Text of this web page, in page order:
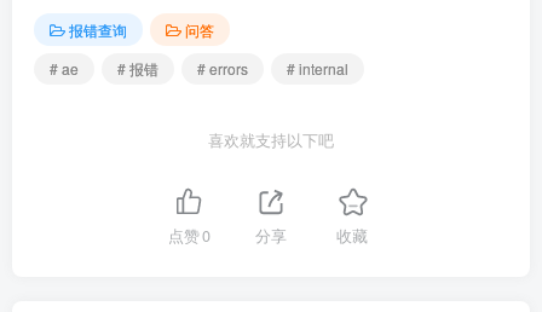
报错查询
问答
# ae
# 报错 # errors # internal
喜欢就支持以下吧
点赞0 分享 收藏